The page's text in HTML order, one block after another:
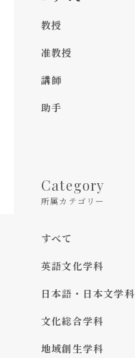
教授
准教授
講師
助手
Category
所属カテゴリー
すべて
英語文化学科
日本語・日本文学科
文化総合学科
地域創生学科